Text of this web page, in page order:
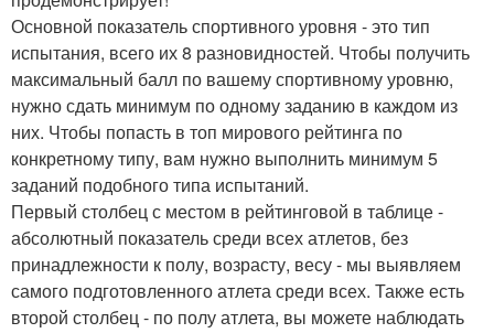
Основной показатель спортивного уровня - это тип
испытания, всего их 8 разновидностей. Чтобы получить
максимальный балл по вашему спортивному уровню,
нужно сдать минимум по одному заданию в каждом из
них. Чтобы попасть в топ мирового рейтинга по
конкретному типу, вам нужно выполнить минимум 5
заданий подобного типа испытаний.
Первый столбец с местом в рейтинговой в таблице -
абсолютный показатель среди всех атлетов, без
принадлежности к полу, возрасту, весу - мы выявляем
самого подготовленного атлета среди всех. Также есть
второй столбец - по полу атлета, вы можете наблюдать